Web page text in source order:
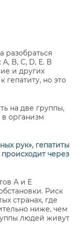
разобраться
B, C, D, E. В
и других
гепатиту, но это
на две группы,
в организм
рук», гепатиты
через
А и Е
Риск
странах, где
ниже, чем
людей живут